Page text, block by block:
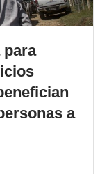
para
a